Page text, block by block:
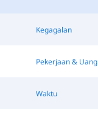
Kegagalan
Pekerjaan & Uang
Waktu